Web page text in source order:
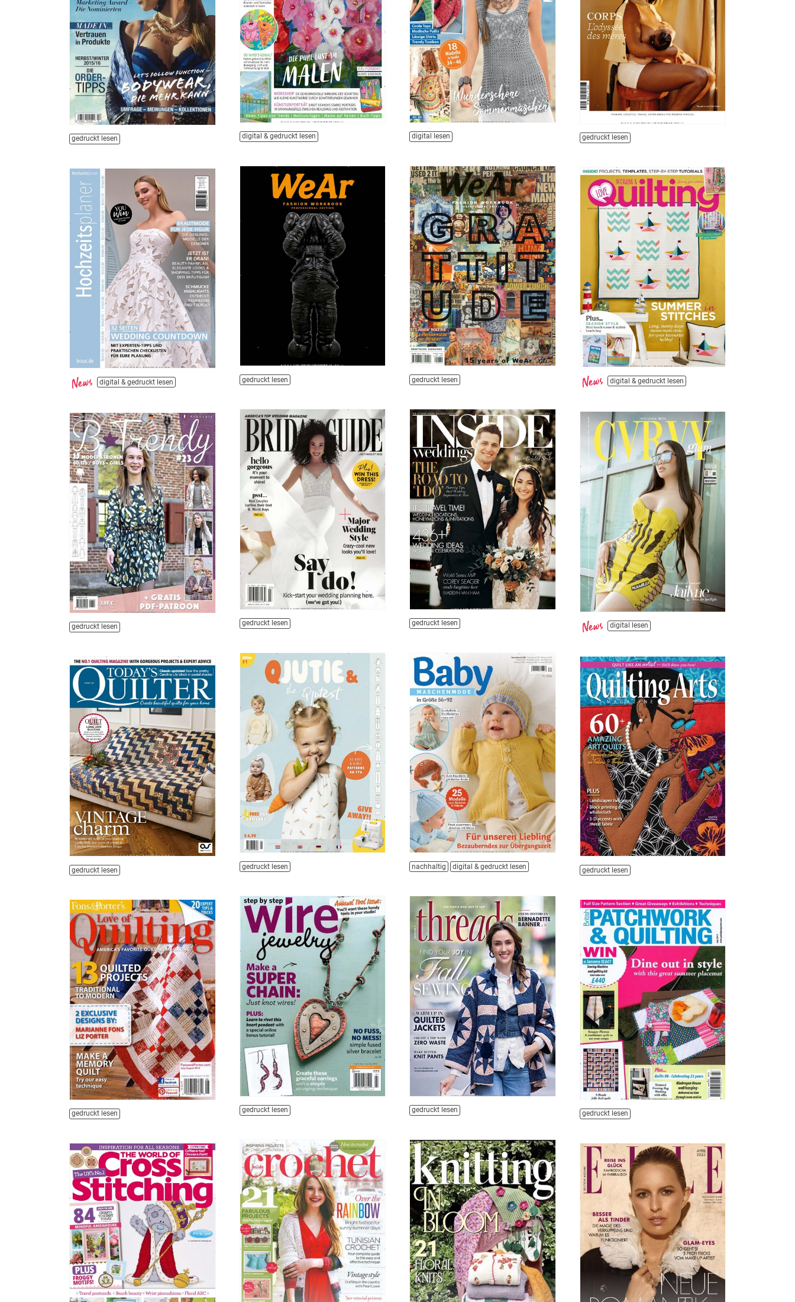
digital & gedruckt lesen digital lesen gedruckt lesen
gedruckt lesen
gedruckt lesen gedruckt lesen digital & gedruckt lesen
digital & gedruckt lesen
gedruckt lesen gedruckt lesen digital lesen
gedruckt lesen
gedruckt lesen nachhaltig digital & gedruckt lesen
gedruckt lesen gedruckt lesen
gedruckt lesen gedruckt lesen
gedruckt lesen gedruckt lesen